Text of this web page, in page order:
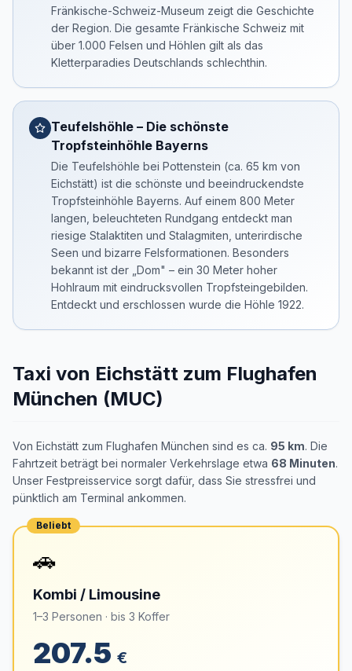
Fränkische-Schweiz-Museum zeigt die Geschichte
der Region. Die gesamte Fränkische Schweiz mit
über 1.000 Felsen und Höhlen gilt als das
Kletterparadies Deutschlands schlechthin.
Teufelshöhle – Die schönste
Tropfsteinhöhle Bayerns
Die Teufelshöhle bei Pottenstein (ca. 65 km von
Eichstätt) ist die schönste und beeindruckendste
Tropfsteinhöhle Bayerns. Auf einem 800 Meter
langen, beleuchteten Rundgang entdeckt man
riesige Stalaktiten und Stalagmiten, unterirdische
Seen und bizarre Felsformationen. Besonders
bekannt ist der „Dom" – ein 30 Meter hoher
Hohlraum mit eindrucksvollen Tropfsteingebilden.
Entdeckt und erschlossen wurde die Höhle 1922.
Taxi von Eichstätt zum Flughafen
München (MUC)
Von Eichstätt zum Flughafen München sind es ca. 95 km. Die
Fahrtzeit beträgt bei normaler Verkehrslage etwa 68 Minuten.
Unser Festpreisservice sorgt dafür, dass Sie stressfrei und
pünktlich am Terminal ankommen.
Beliebt
🚗
Kombi / Limousine
1–3 Personen · bis 3 Koffer
207.5 €